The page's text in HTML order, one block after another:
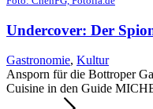
Undercover: Der
Gastronomie, Kultur
Ansporn für die Bottroper
Cuisine in den Guide